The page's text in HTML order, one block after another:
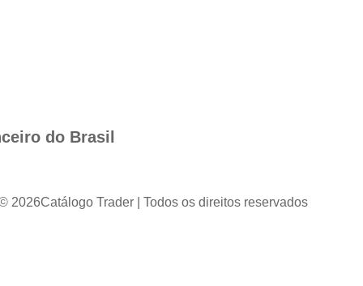
do Brasil
2026Catálogo Trader | Todos os direitos reservados